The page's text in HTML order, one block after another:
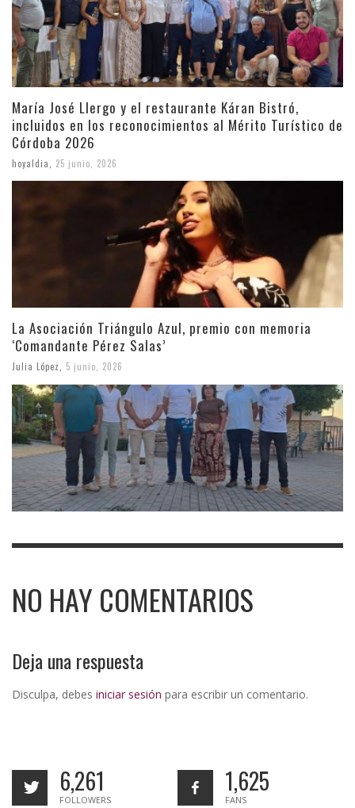
María José Llergo y el restaurante Káran Bistró,
incluidos en los reconocimientos al Mérito Turístico de
Córdoba 2026
hoyaldia 25 junio, 2026
La Asociación Triángulo Azul, premio con memoria
‘Comandante Pérez Salas’
Julia López, 5 junio, 2026
NO HAY COMENTARIOS
Deja una respuesta
Disculpa, debes iniciar sesión para escribir un comentario.
6,261
FOLLOWERS
1,625
FANS